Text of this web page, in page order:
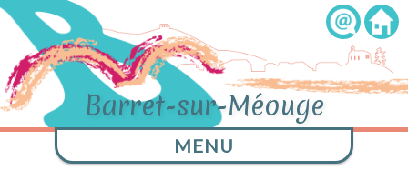
Barret-sur-Méouge
MENU